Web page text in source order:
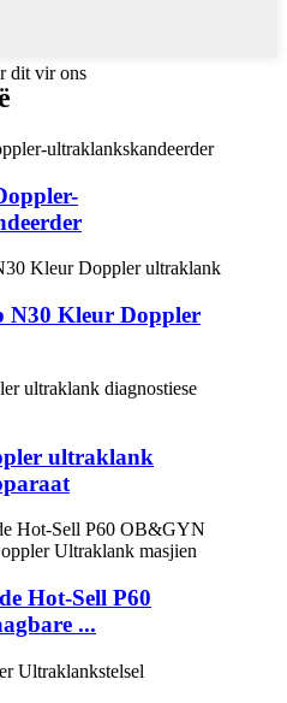
dit vir ons
N30 Kleur Doppler
ultraklank
Hot-Sell P60
...